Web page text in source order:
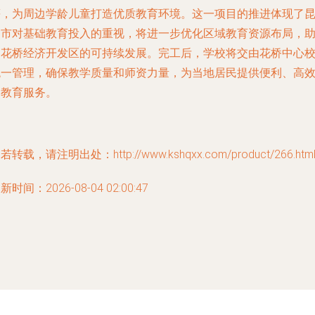
为周边学龄儿童打造优质教育环境。这一项目的推进体现了昆
对基础教育投入的重视，将进一步优化区域教育资源布局，助
桥经济开发区的可持续发展。完工后，学校将交由花桥中心校
管理，确保教学质量和师资力量，为当地居民提供便利、高效
育服务。
转载，请注明出处：http://www.kshqxx.com/product/266.html
时间：2026-08-04 02:00:47